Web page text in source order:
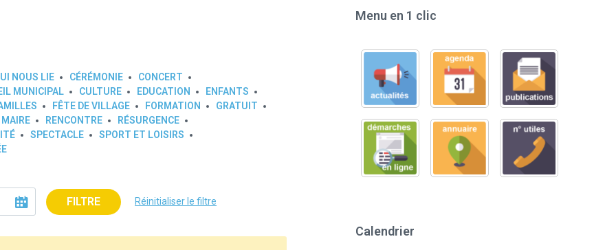
NOUS LIE CÉRÉMONIE
CONCERT
MUNICIPAL CULTURE EDUCATION
ENFANTS
FÊTE DE VILLAGE FORMATION
GRATUIT
MAIRE RENCONTRE
RÉSURGENCE
SPECTACLE
SPORT ET LOISIRS
FILTRE Réinitialiser le filtre
Menu en 1 clic
Calendrier